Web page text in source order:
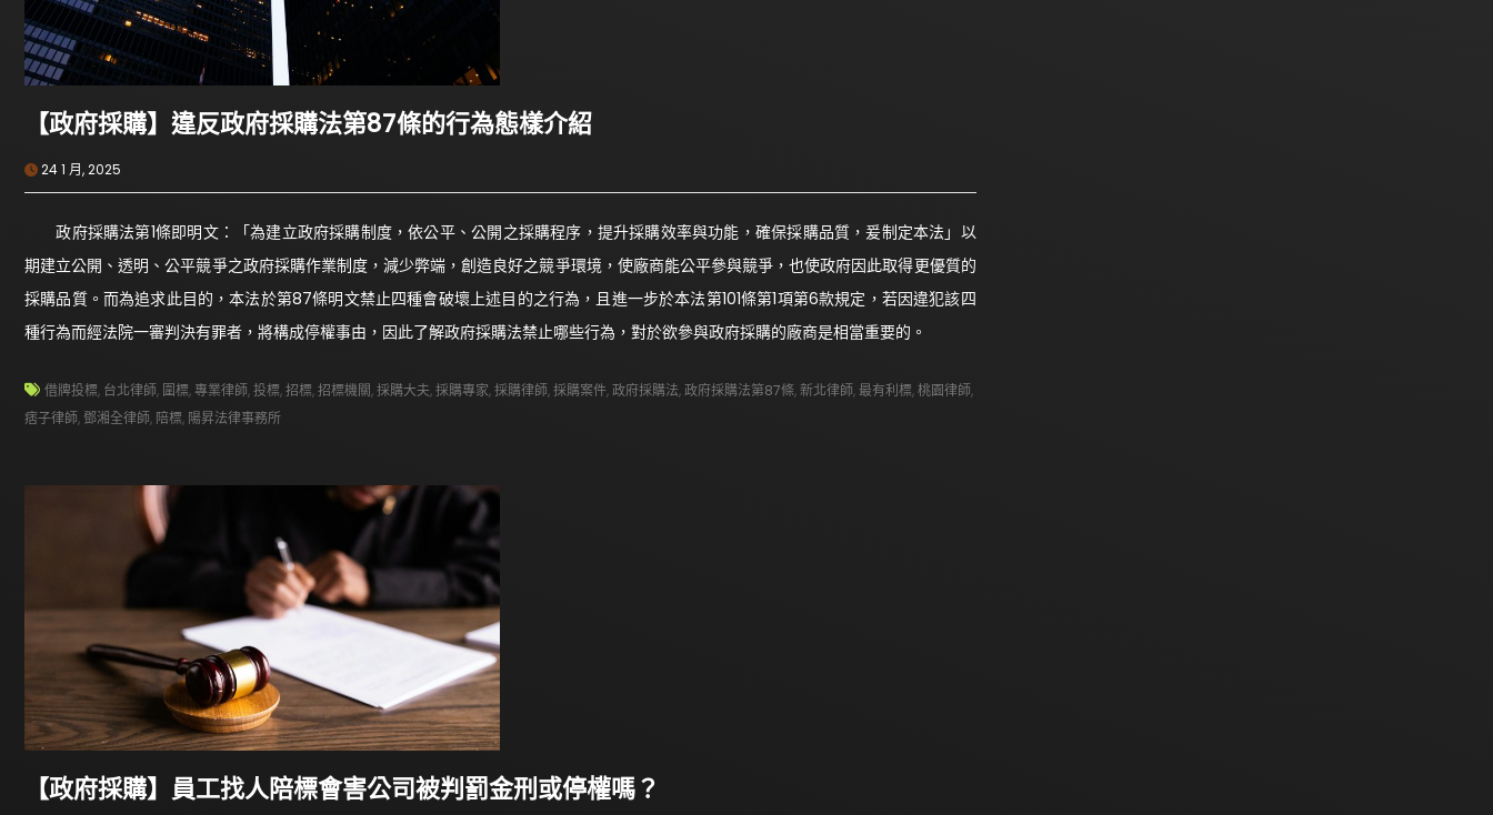
【政府採購】違反政府採購法第87條的行為態樣介紹
24 1 月, 2025
政府採購法第1條即明文：「為建立政府採購制度，依公平、公開之採購程序，提升採購效率與功能，確保採購品質，爰制定本法」以
期建立公開、透明、公平競爭之政府採購作業制度，減少弊端，創造良好之競爭環境，使廠商能公平參與競爭，也使政府因此取得更優質的
採購品質。而為追求此目的，本法於第87條明文禁止四種會破壞上述目的之行為，且進一步於本法第101條第1項第6款規定，若因違犯該四
種行為而經法院一審判決有罪者，將構成停權事由，因此了解政府採購法禁止哪些行為，對於欲參與政府採購的廠商是相當重要的。
借牌投標, 台北律師, 圍標,專業律師,投標,招標,招標機關,採購大夫,採購專家,採購律師,採購案件,政府採購法,政府採購法第87條,新北律師,最有利標,桃園律師,
痞子律師, 鄧湘全律師, 陪標, 陽昇法律事務所
【政府採購】員工找人陪標會害公司被判罰金刑或停權嗎？